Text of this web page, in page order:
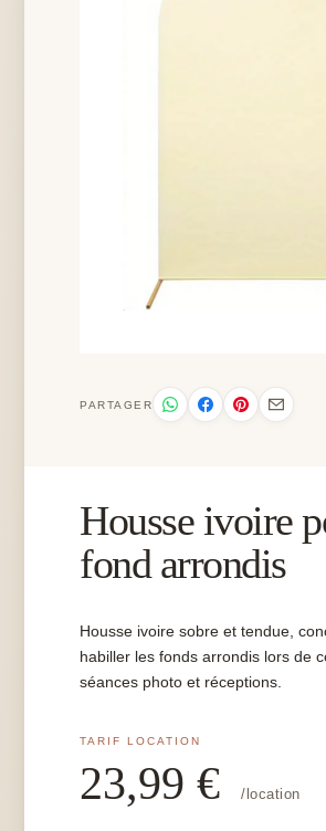
PARTAGER
Housse ivoire
fond arrondis
Housse ivoire sobre et tendue,
habiller les fonds arrondis lors de
séances photo et réceptions.
23,99€ /location